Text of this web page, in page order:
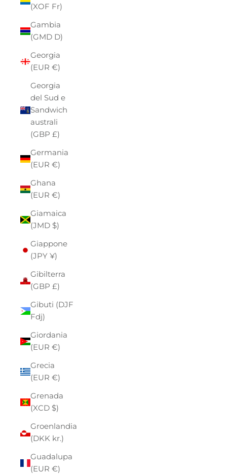
(XOF Fr)
Gambia
(GMD D)
Georgia
(EUR €)
Georgia
del Sud e
Sandwich
australi
(GBP £)
Germania
(EUR €)
Ghana
(EUR €)
Giamaica
(JMD $)
Giappone
(JPY ¥)
Gibilterra
(GBP £)
Gibuti (DJF
Fdj)
Giordania
(EUR €)
Grecia
(EUR €)
Grenada
(XCD $)
Groenlandia
(DKK kr.)
Guadalupa
(EUR €)